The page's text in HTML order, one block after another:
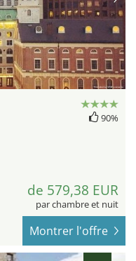
90%
de 579,38 EUR
par chambre et nuit
Montrer l'offre